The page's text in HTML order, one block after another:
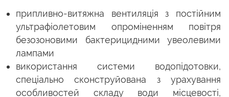
припливно-витяжна вентиляція з постійним
ультрафіолетовим опроміненням повітря
безозоновими бактерицидними увеолевими
лампами
використання системи водопідотовки,
спеціально сконструйована з урахування
особливостей складу води місцевості,